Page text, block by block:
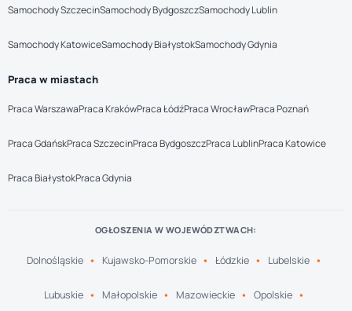
Samochody SzczecinSamochody BydgoszczSamochody Lublin
Samochody KatowiceSamochody BiałystokSamochody Gdynia
Praca w miastach
Praca WarszawaPraca KrakówPraca ŁódźPraca WrocławPraca Poznań
Praca GdańskPraca SzczecinPraca BydgoszczPraca LublinPraca Katowice
Praca BiałystokPraca Gdynia
OGŁOSZENIA W WOJEWÓDZTWACH:
Dolnośląskie Kujawsko-Pomorskie Łódzkie Lubelskie
Lubuskie Małopolskie Mazowieckie Opolskie